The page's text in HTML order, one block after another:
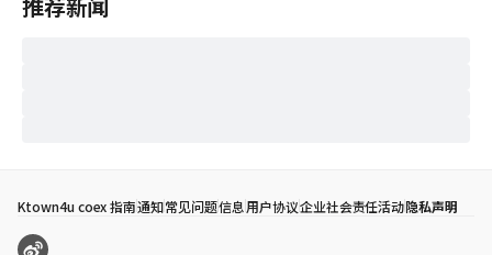
Ktown4u coex 指南通知常见问题信息用户协议企业社会责任活动隐私声明